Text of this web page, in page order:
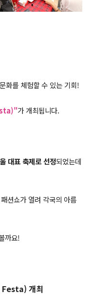
화를 체험할 수 있는 기회!
가 개최됩니다.
대표 축제로 선정되었는데
션쇼가 열려 각국의 아름
까요!
Festa) 개최